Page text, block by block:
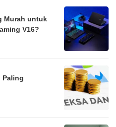
Murah untuk
V16?
Paling